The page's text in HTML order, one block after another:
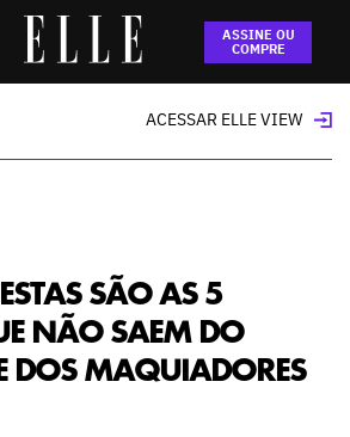
ASSINE OU
COMPRE
estas são as 5 opções que não
maquiadores
ACESSAR ELLE VIEW
SÃO AS 5
NÃO SAEM DO
DOS MAQUIADORES